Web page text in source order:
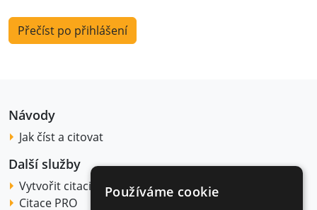
Přečíst po přihlášení
Návody
Jak číst a citovat
Další služby
Vytvořit citaci
Citace PRO
Používáme cookie